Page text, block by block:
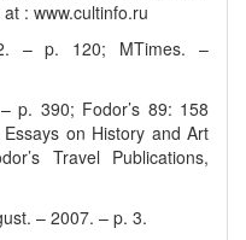
: www.cultinfo.ru
– p. 120; MTimes. –
p. 390; Fodor’s 89: 158
on History and Art
Travel Publications,
– 2007. – p. 3.